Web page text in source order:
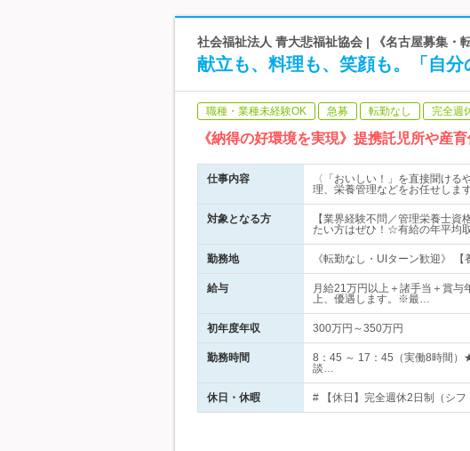
社会福祉法人 青大悲福祉協会 | 《名古屋募集・
献立も、料理も、笑顔も。「自分
職種・業種未経験OK 急募 転勤なし 完全週
《納得の好環境を実現》提携託児所や産
仕事内容
〈「おいしい！」を直接聞け
理、栄養管理などをお任せしま
対象となる方
【業界経験不問／管理栄養士
たい方はぜひ！☆有給の年平均
勤務地 《転勤なし・UIターン歓迎》
給与
月給21万円以上＋諸手当＋賞
上、優遇します。※最…
初年度年収 300万円～350万円
勤務時間
8：45 ～ 17：45（実働8時間
談…
休日・休暇 # 【休日】完全週休2日制（シ